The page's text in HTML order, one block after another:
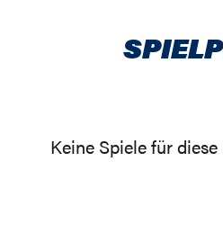
Keine Spiele für